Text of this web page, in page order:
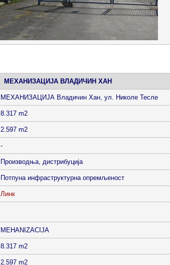
МЕХАНИЗАЦИЈА ВЛАДИЧИН ХАН
МЕХАНИЗАЦИЈА Владичин Хан, ул. Николе Тесле
8.317 m2
2.597 m2
-
Производња, дистрибуција
Потпуна инфраструктурна опремљеност
Линк
MEHANIZACIJA
8.317 m2
2.597 m2